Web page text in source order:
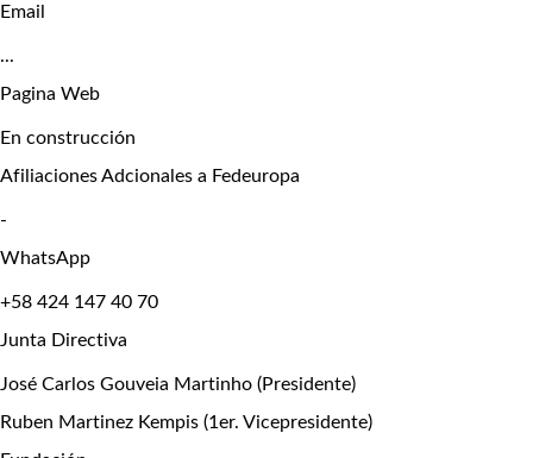
Email
...
Pagina Web
En construcción
Afiliaciones Adcionales a Fedeuropa
-
WhatsApp
+58 424 147 40 70
Junta Directiva
José Carlos Gouveia Martinho (Presidente)
Ruben Martinez Kempis (1er. Vicepresidente)